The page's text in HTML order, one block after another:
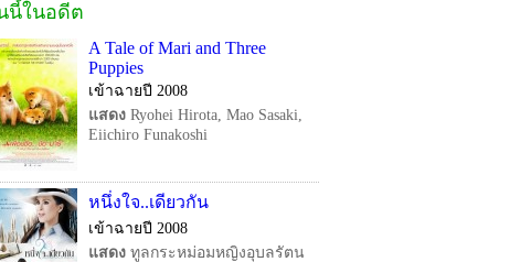
นี้ในอดีต
A Tale of Mari and Three
Puppies
เข้าฉายปี 2008
แสดง Ryohei Hirota, Mao Sasaki,
Eiichiro Funakoshi
หนึ่งใจ..เดียวกัน
เข้าฉายปี 2008
แสดง ทูลกระหม่อมหญิงอุบลรัตน